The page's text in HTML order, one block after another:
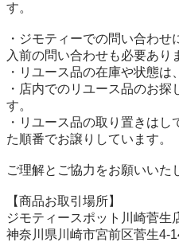
す。
・ジモティーでの問い合わ
入前の問い合わせも必要あり
・リユース品の在庫や状態は
・店内でのリユース品のお探
す。
・リユース品の取り置きは
た順番でお譲りしています。
ご理解とご協力をお願いいた
【商品お取引場所】
ジモティースポット川崎菅生
神奈川県川崎市宮前区菅生4-